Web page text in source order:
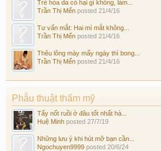
Trẻ hóa da có hại gì không, làm...
Trần Thị Mến posted 21/4/16
Tư vấn mắt: Hai mí mắt không...
Trần Thị Mến posted 21/4/16
Thêu lông mày mấy ngày thì bong...
Trần Thị Mến posted 21/4/16
Phẫu thuật thẩm mỹ
Tẩy nốt ruồi ở đâu tốt nhất hà...
Huệ Minh posted 27/7/19
Những lưu ý khi hút mỡ bạn cần...
Ngochuyen9999 posted 20/6/24